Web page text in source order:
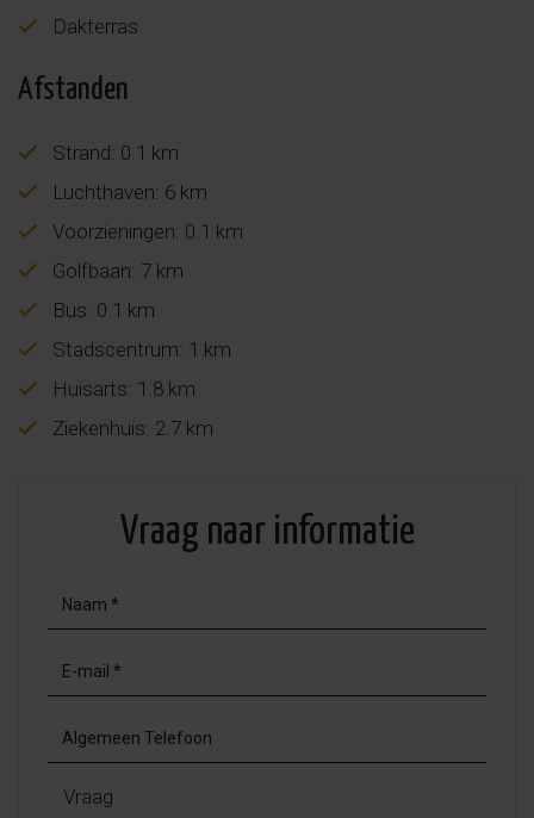
Dakterras
Afstanden
Strand: 0.1 km
Luchthaven: 6 km
Voorzieningen: 0.1 km
Golfbaan: 7 km
Bus: 0.1 km
Stadscentrum: 1 km
Huisarts: 1.8 km
Ziekenhuis: 2.7 km
Vraag naar informatie
Vraag